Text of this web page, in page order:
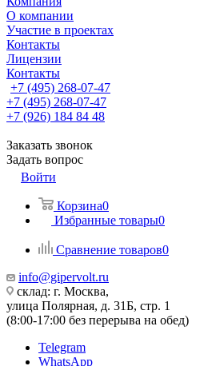
О компании
Участие в проектах
Контакты
Лицензии
Контакты
+7 (495) 268-07-47
+7 (495) 268-07-47
+7 (926) 184 84 48
Заказать звонок
Задать вопрос
Войти
Корзина0
Избранные товары0
Сравнение товаров0
info@gipervolt.ru
склад: г. Москва,
улица Полярная, д. 31Б, стр. 1
(8:00-17:00 без перерыва на обед)
Telegram
WhatsApp